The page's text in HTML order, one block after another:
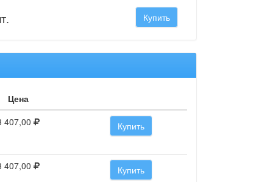
Купить
Цена
407,00 Купить
407,00 Купить